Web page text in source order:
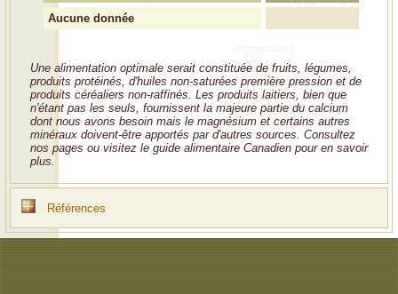
Aucune donnée
Une alimentation optimale serait constituée de fruits, légumes,
produits protéinés, d'huiles non-saturées première pression et de
produits céréaliers non-raffinés. Les produits laitiers, bien que
n'étant pas les seuls, fournissent la majeure partie du calcium
dont nous avons besoin mais le magnésium et certains autres
minéraux doivent-être apportés par d'autres sources. Consultez
nos pages ou visitez le guide alimentaire Canadien pour en savoir
plus.
Références